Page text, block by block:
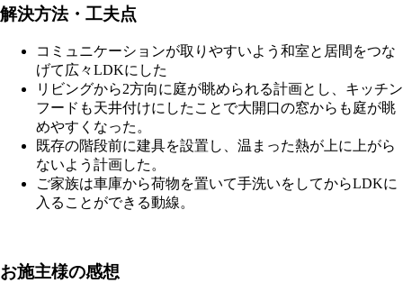
解決方法・工夫点
コミュニケーションが取りやすいよう和室と居間をつな
げて広々LDKにした
リビングから2方向に庭が眺められる計画とし、キッチン
フードも天井付けにしたことで大開口の窓からも庭が眺
めやすくなった。
既存の階段前に建具を設置し、温まった熱が上に上がら
ないよう計画した。
ご家族は車庫から荷物を置いて手洗いをしてからLDKに
入ることができる動線。
お施主様の感想